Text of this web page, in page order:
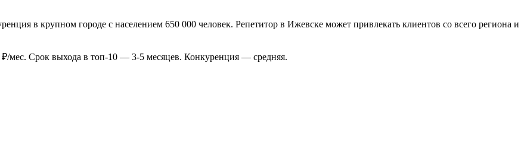
в крупном городе с населением 650 000 человек. Репетитор в Ижевске может привлекать клиентов со всего региона и
мес. Срок выхода в топ-10 — 3-5 месяцев. Конкуренция — средняя.